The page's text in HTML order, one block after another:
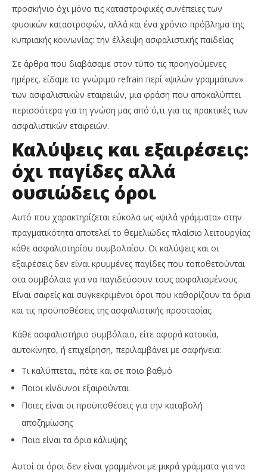
Δεν είναι ψιλά γράμματα είναι έλλειψη
ασφαλιστικής παιδείας
Αυγούστου,
2025
Cyprus
Insurance
News
Team
προσκήνιο όχι μόνο τις καταστροφικές συνέπειες των
φυσικών καταστροφών, αλλά και ένα χρόνιο πρόβλημα της
κυπριακής κοινωνίας: την έλλειψη ασφαλιστικής παιδείας.
Σε άρθρα που διαβάσαμε στον τύπο τις προηγούμενες
ημέρες, είδαμε το γνώριμο refrain περί «ψιλών γραμμάτων»
των ασφαλιστικών εταιρειών, μια φράση που αποκαλύπτει
περισσότερα για τη γνώση μας από ό,τι για τις πρακτικές των
ασφαλιστικών εταιρειών.
Καλύψεις και εξαιρέσεις:
όχι παγίδες αλλά
ουσιώδεις όροι
Αυτό που χαρακτηρίζεται εύκολα ως «ψιλά γράμματα» στην
πραγματικότητα αποτελεί το θεμελιώδες πλαίσιο λειτουργίας
κάθε ασφαλιστηρίου συμβολαίου. Οι καλύψεις και οι
εξαιρέσεις δεν είναι κρυμμένες παγίδες που τοποθετούνται
στα συμβόλαια για να παγιδεύσουν τους ασφαλισμένους.
Είναι σαφείς και συγκεκριμένοι όροι που καθορίζουν τα όρια
και τις προϋποθέσεις της ασφαλιστικής προστασίας.
Κάθε ασφαλιστήριο συμβόλαιο, είτε αφορά κατοικία,
αυτοκίνητο, ή επιχείρηση, περιλαμβάνει με σαφήνεια:
Τι καλύπτεται, πότε και σε ποιο βαθμό
Ποιοι κίνδυνοι εξαιρούνται
Ποιες είναι οι προϋποθέσεις για την καταβολή
αποζημίωσης
Ποια είναι τα όρια κάλυψης
Αυτοί οι όροι δεν είναι γραμμένοι με μικρά γράμματα για να